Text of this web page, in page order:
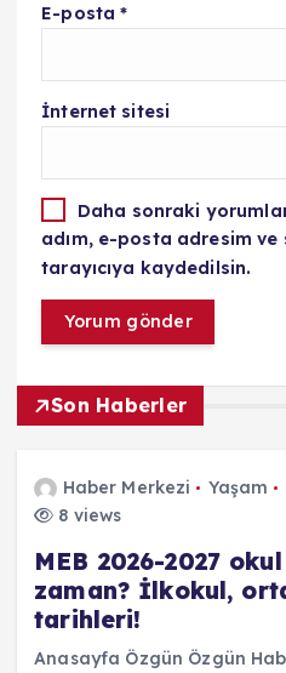
E-posta*
İnternet sitesi
Daha sonraki
adım, e-posta adresim
tarayıcıya kaydedilsin.
Son Haberler
Haber Merkezi Yaşam
8 views
MEB 2026-2027
zaman? İlkokul,
tarihleri!
Anasayfa Özgün Özgün